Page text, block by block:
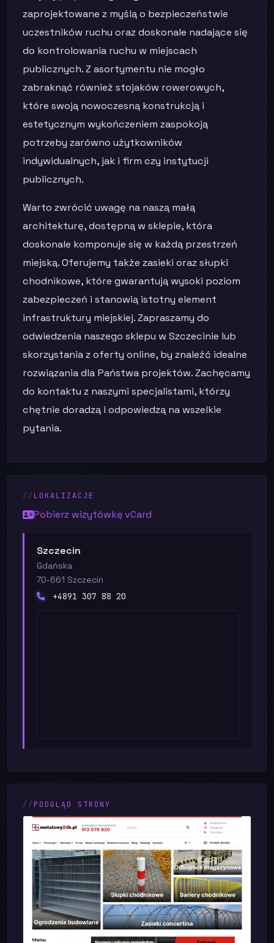
zaprojektowane z myślą o bezpieczeństwie
uczestników ruchu oraz doskonale nadające się
do kontrolowania ruchu w miejscach
publicznych. Z asortymentu nie mogło
zabraknąć również stojaków rowerowych,
które swoją nowoczesną konstrukcją i
estetycznym wykończeniem zaspokoją
potrzeby zarówno użytkowników
indywidualnych, jak i firm czy instytucji
publicznych.
Warto zwrócić uwagę na naszą małą
architekturę, dostępną w sklepie, która
doskonale komponuje się w każdą przestrzeń
miejską. Oferujemy także zasieki oraz słupki
chodnikowe, które gwarantują wysoki poziom
zabezpieczeń i stanowią istotny element
infrastruktury miejskiej. Zapraszamy do
odwiedzenia naszego sklepu w Szczecinie lub
skorzystania z oferty online, by znaleźć idealne
rozwiązania dla Państwa projektów. Zachęcamy
do kontaktu z naszymi specjalistami, którzy
chętnie doradzą i odpowiedzą na wszelkie
pytania.
LOKALIZACJE
Pobierz wizytówkę vCard
Szczecin
Gdańska
70-661 Szczecin
+4891 307 88 20
PODGLĄD STRONY